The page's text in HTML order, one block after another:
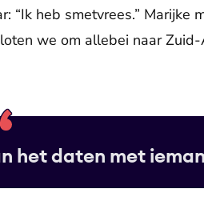
heb smetvrees.” Marijke
we om allebei naar
het daten met